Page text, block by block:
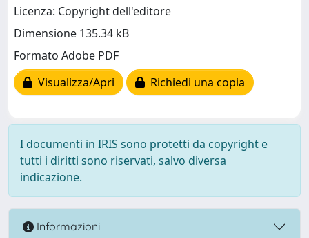
Licenza: Copyright dell'editore
Dimensione 135.34 kB
Formato Adobe PDF
Visualizza/Apri
Richiedi una copia
I documenti in IRIS sono protetti da copyright e
tutti i diritti sono riservati, salvo diversa
indicazione.
Informazioni